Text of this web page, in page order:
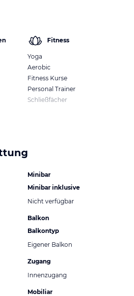
Fitness
Yoga
Aerobic
Fitness Kurse
Personal Trainer
Schließfächer
Minibar
Minibar inklusive
Nicht verfügbar
Balkon
Balkontyp
Eigener Balkon
Zugang
Innenzugang
Mobiliar